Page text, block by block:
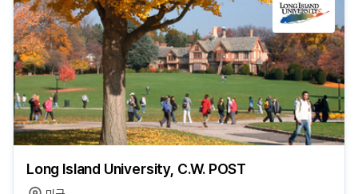
Long Island University, C.W. POST